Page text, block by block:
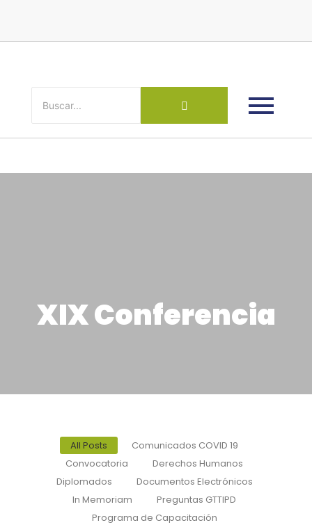
XIX Conferencia
All Posts
Comunicados COVID 19
Convocatoria
Derechos Humanos
Diplomados
Documentos Electrónicos
In Memoriam
Preguntas GTTIPD
Programa de Capacitación